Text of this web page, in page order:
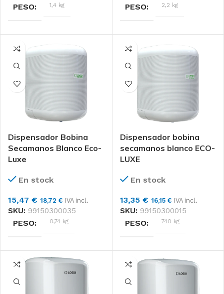
PESO 1,4 kg
DIMENSIONES
38 × 42 × 40 cm
MARCAS
FORMATO Unidad
PESO 2,2 kg
DIMENSIONES
39 × 40 × 95 cm
MARCAS
FORMATO Unidad
Dispensador Bobina
Secamanos Blanco Eco-
Luxe
En stock
15,47 € 18,72 € IVA incl.
SKU: 99150300035
PESO 0,74 kg
DIMENSIONES
22 × 22 × 31 cm
Dispensador bobina
secamanos blanco ECO-
LUXE
En stock
13,35 € 16,15 € IVA incl.
SKU: 99150300015
PESO 740 kg
DIMENSIONES
22 × 22 × 31 cm